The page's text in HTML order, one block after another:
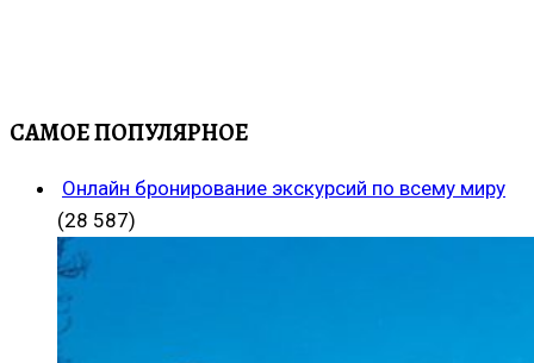
САМОЕ ПОПУЛЯРНОЕ
Онлайн бронирование экскурсий по всему миру
(28 587)